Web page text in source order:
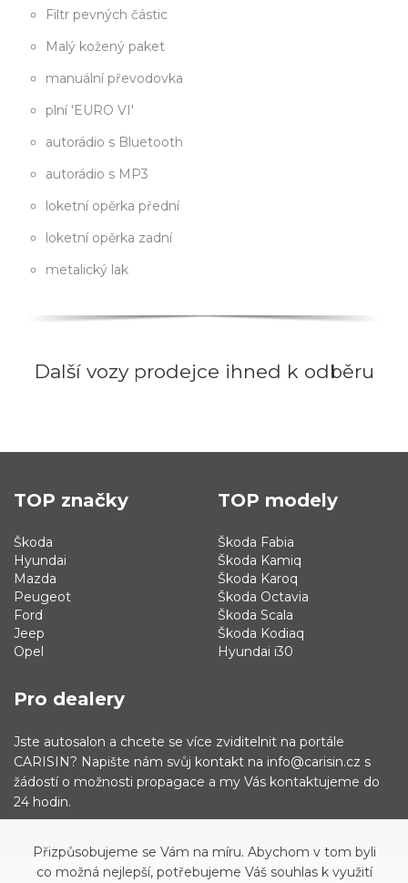
Filtr pevných částic
Malý kožený paket
manuální převodovka
plní 'EURO VI'
autorádio s Bluetooth
autorádio s MP3
loketní opěrka přední
loketní opěrka zadní
metalický lak
Další vozy prodejce ihned k odběru
TOP značky
Škoda
Hyundai
Mazda
Peugeot
Ford
Jeep
Opel
TOP modely
Škoda Fabia
Škoda Kamiq
Škoda Karoq
Škoda Octavia
Škoda Scala
Škoda Kodiaq
Hyundai i30
Pro dealery
Jste autosalon a chcete se více zviditelnit na portále
CARISIN? Napište nám svůj kontakt na info@carisin.cz s
žádostí o možnosti propagace a my Vás kontaktujeme do
24 hodin.
Přizpůsobujeme se Vám na míru. Abychom v tom byli
co možná nejlepší, potřebujeme Váš souhlas k využití